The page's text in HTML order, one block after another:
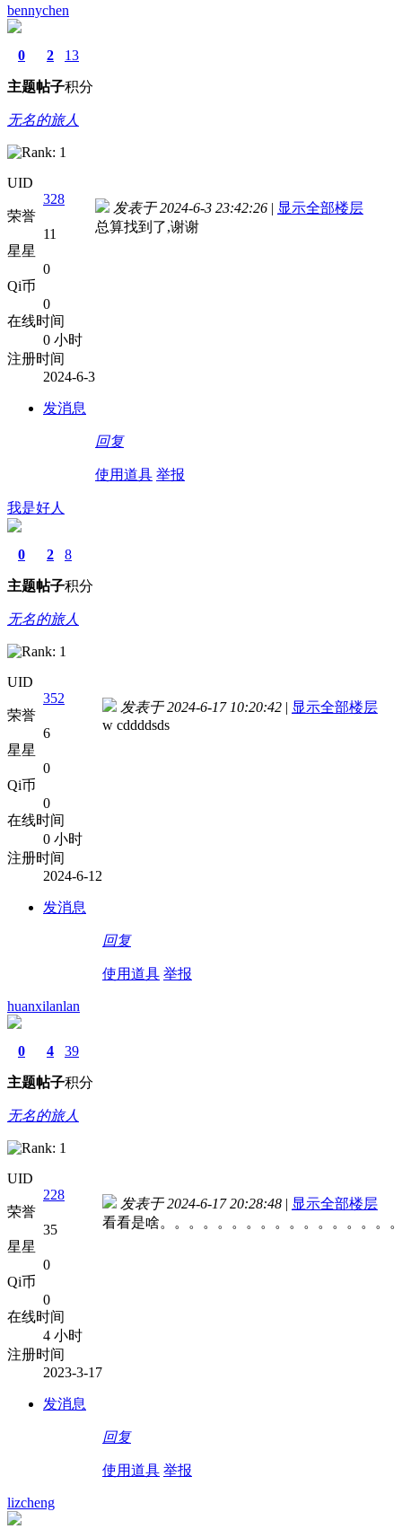
bennychen
0
主题
2
帖子
13
积分
无名的旅人
UID
328
荣誉
11
星星
0
Qi币
0
在线时间
0 小时
注册时间
2024-6-3
发消息
发表于 2024-6-3 23:42:26 | 显示全部楼层
总算找到了,谢谢
回复
使用道具 举报
我是好人
0
主题
2
帖子
8
积分
无名的旅人
UID
352
荣誉
6
星星
0
Qi币
0
在线时间
0 小时
注册时间
2024-6-12
发消息
发表于 2024-6-17 10:20:42 | 显示全部楼层
w cddddsds
回复
使用道具 举报
huanxilanlan
0
主题
4
帖子
39
积分
无名的旅人
UID
228
荣誉
35
星星
0
Qi币
0
在线时间
4 小时
注册时间
2023-3-17
发消息
发表于 2024-6-17 20:28:48 | 显示全部楼层
看看是啥。。。。。。。。。。。。。。。。
回复
使用道具 举报
lizcheng